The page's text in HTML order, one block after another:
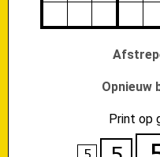
Opnieuw
Print op